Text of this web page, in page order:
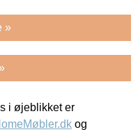
»
i øjeblikket er
og